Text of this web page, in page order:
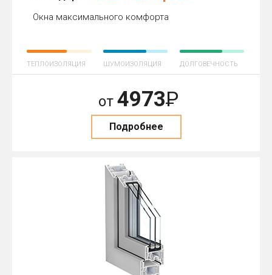
Окна максимального комфорта
ТЕПЛОИЗОЛЯЦИЯ ШУМОИЗОЛЯЦИЯ ДОЛГОВЕЧНОСТЬ
от 4973Р
Подробнее